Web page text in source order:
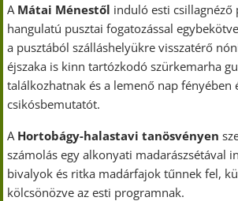
A Mátai Ménestől induló esti
hangulatú pusztai fogatozással
a pusztából szálláshelyükre visszatérő
éjszaka is kinn tartózkodó szürkemarha
találkozhatnak és a lemenő nap fényében
csikósbemutatót.
A Hortobágy-halastavi tanösvényen
számolás egy alkonyati madarászsétával
bivalyok és ritka madárfajok tűnnek fel,
kölcsönözve az esti programnak.